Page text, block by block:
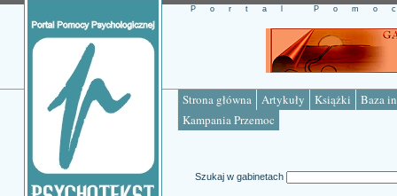
Strona główna Artykuły Książki
Baza
Kampania Przemoc
Portal
Szukaj w gabinetach